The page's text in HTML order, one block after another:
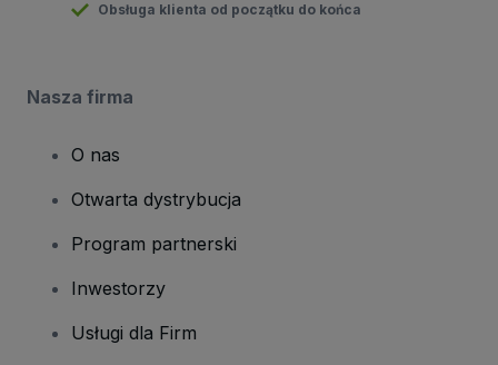
Obsługa klienta od początku do końca
Nasza firma
O nas
Otwarta dystrybucja
Program partnerski
Inwestorzy
Usługi dla Firm